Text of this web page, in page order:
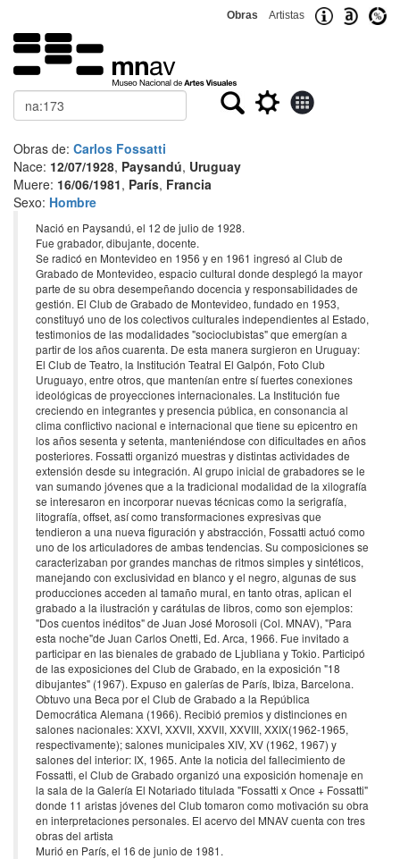
Obras Artistas
Buscar
Obras de: Carlos Fossatti
Nace: 12/07/1928, Paysandú, Uruguay
Muere: 16/06/1981, París, Francia
Sexo: Hombre
Nació en Paysandú, el 12 de julio de 1928.
Fue grabador, dibujante, docente.
Se radicó en Montevideo en 1956 y en 1961 ingresó al Club de
Grabado de Montevideo, espacio cultural donde desplegó la mayor
parte de su obra desempeñando docencia y responsabilidades de
gestión. El Club de Grabado de Montevideo, fundado en 1953,
constituyó uno de los colectivos culturales independientes al Estado,
testimonios de las modalidades "socioclubistas" que emergían a
partir de los años cuarenta. De esta manera surgieron en Uruguay:
El Club de Teatro, la Institución Teatral El Galpón, Foto Club
Uruguayo, entre otros, que mantenían entre sí fuertes conexiones
ideológicas de proyecciones internacionales. La Institución fue
creciendo en integrantes y presencia pública, en consonancia al
clima conflictivo nacional e internacional que tiene su epicentro en
los años sesenta y setenta, manteniéndose con dificultades en años
posteriores. Fossatti organizó muestras y distintas actividades de
extensión desde su integración. Al grupo inicial de grabadores se le
van sumando jóvenes que a la tradicional modalidad de la xilografía
se interesaron en incorporar nuevas técnicas como la serigrafía,
litografía, offset, así como transformaciones expresivas que
tendieron a una nueva figuración y abstracción, Fossatti actuó como
uno de los articuladores de ambas tendencias. Su composiciones se
caracterizaban por grandes manchas de ritmos simples y sintéticos,
manejando con exclusividad en blanco y el negro, algunas de sus
producciones acceden al tamaño mural, en tanto otras, aplican el
grabado a la ilustración y carátulas de libros, como son ejemplos:
"Dos cuentos inéditos" de Juan José Morosoli (Col. MNAV), "Para
esta noche"de Juan Carlos Onetti, Ed. Arca, 1966. Fue invitado a
participar en las bienales de grabado de Ljubliana y Tokio. Participó
de las exposiciones del Club de Grabado, en la exposición "18
dibujantes" (1967). Expuso en galerías de París, Ibiza, Barcelona.
Obtuvo una Beca por el Club de Grabado a la República
Democrática Alemana (1966). Recibió premios y distinciones en
salones nacionales: XXVI, XXVII, XXVII, XXVIII, XXIX(1962-1965,
respectivamente); salones municipales XIV, XV (1962, 1967) y
salones del interior: IX, 1965. Ante la noticia del fallecimiento de
Fossatti, el Club de Grabado organizó una exposición homenaje en
la sala de la Galería El Notariado titulada "Fossatti x Once + Fossatti"
donde 11 aristas jóvenes del Club tomaron como motivación su obra
en interpretaciones personales. El acervo del MNAV cuenta con tres
obras del artista
Murió en París, el 16 de junio de 1981.